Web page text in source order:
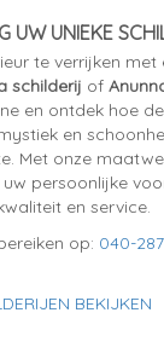
UW UNIEKE
te verrijken met
schilderij of
en ontdek hoe
en
Met onze
persoonlijke
en service.
op: 040-
BEKIJKEN